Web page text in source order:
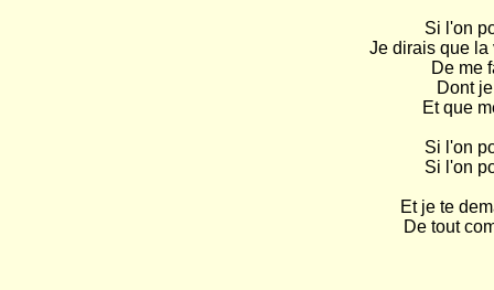
Si l'on
Je dirais que la
De me
Dont
Et que
Si l'on
Si l'on
Et je te
De tout